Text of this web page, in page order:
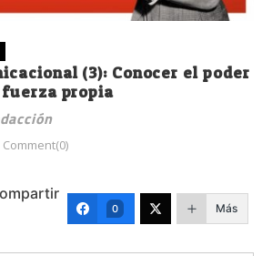
(3): Conocer el poder
propia
Comment(0)
0 Más